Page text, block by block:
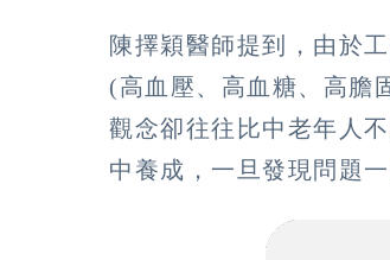
陳擇穎醫師提到，由於
(高血壓、高血糖、高膽
觀念卻往往比中老年人
中養成，一旦發現問題